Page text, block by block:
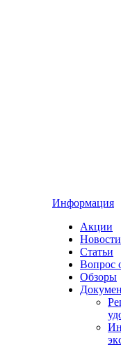
Информация
Акции
Новости
Статьи
Вопрос
Обзоры